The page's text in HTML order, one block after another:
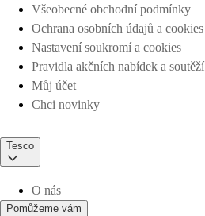
Všeobecné obchodní podmínky
Ochrana osobních údajů a cookies
Nastavení soukromí a cookies
Pravidla akčních nabídek a soutěží
Můj účet
Chci novinky
Tesco
O nás
Pomůžeme vám